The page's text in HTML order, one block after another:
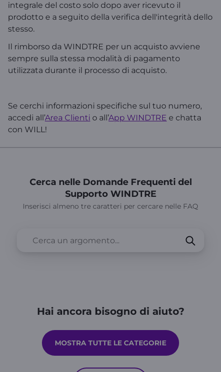
integrale del costo solo dopo aver ricevuto il
prodotto e a seguito della verifica dell'integrità dello
stesso.
Il rimborso da WINDTRE per un acquisto avviene
sempre sulla stessa modalità di pagamento
utilizzata durante il processo di acquisto.
Se cerchi informazioni specifiche sul tuo numero,
accedi all’Area Clienti o all’App WINDTRE e chatta
con WILL!
Cerca nelle Domande Frequenti del
Supporto WINDTRE
Inserisci almeno tre caratteri per cercare nelle FAQ
Hai ancora bisogno di aiuto?
MOSTRA TUTTE LE CATEGORIE